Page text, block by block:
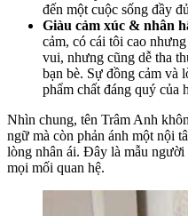
đến một cuộc sống đầy
Giàu cảm xúc & nhân
cảm, có cái tôi cao
vui, nhưng cũng dễ tha
bạn bè. Sự đồng cảm và
phẩm chất đáng quý của
Nhìn chung, tên Trâm Anh
ngữ mà còn phản ánh một nội
lòng nhân ái. Đây là mẫu
mọi mối quan hệ.